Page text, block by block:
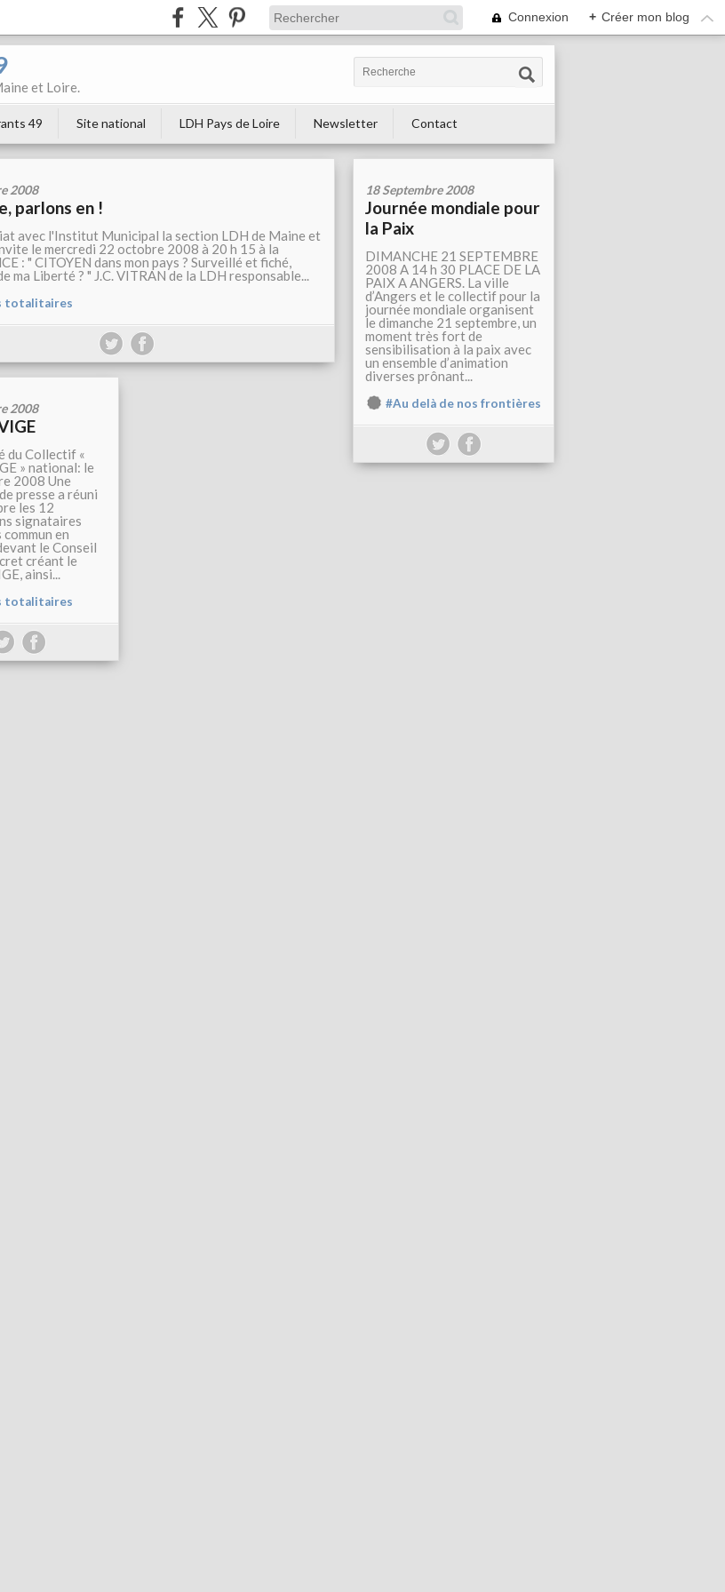
Connexion + Créer mon blog
et Loire.
49 Site national LDH Pays de Loire Newsletter Contact
2008
parlons en !
avec l'Institut Municipal la section LDH de Maine et
le mercredi 22 octobre 2008 à 20 h 15 à la
: " CITOYEN dans mon pays ? Surveillé et fiché,
ma Liberté ? " J.C. VITRAN de la LDH responsable...
totalitaires
18 Septembre 2008
Journée mondiale pour
la Paix
DIMANCHE 21 SEPTEMBRE
2008 A 14 h 30 PLACE DE LA
PAIX A ANGERS. La ville
d’Angers et le collectif pour la
journée mondiale organisent
le dimanche 21 septembre, un
moment très fort de
sensibilisation à la paix avec
un ensemble d’animation
diverses prônant...
#Au delà de nos frontières
2008
du Collectif «
» national: le
2008 Une
presse a réuni
les 12
signataires
en
le Conseil
créant le
ainsi...
totalitaires